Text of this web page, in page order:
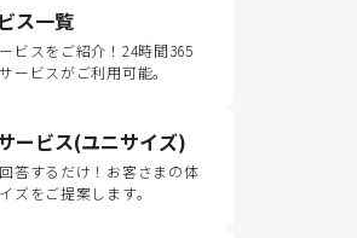
ス一覧
ビスをご紹介！24時間365
ービスがご利用可能。
ービス(ユニサイズ)
答するだけ！お客さまの体
ズをご提案します。